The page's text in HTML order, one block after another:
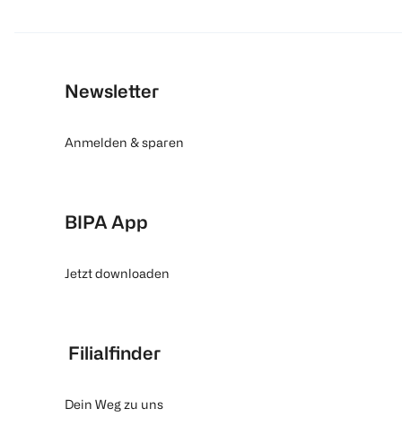
Newsletter
Anmelden & sparen
BIPA App
Jetzt downloaden
Filialfinder
Dein Weg zu uns